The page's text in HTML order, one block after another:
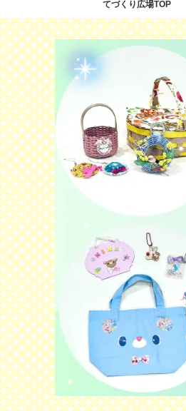
てづくり広場TOP